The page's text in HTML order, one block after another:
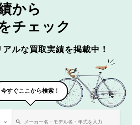
から
チェック
アルな買取実績を掲載中！
今すぐここから検索！